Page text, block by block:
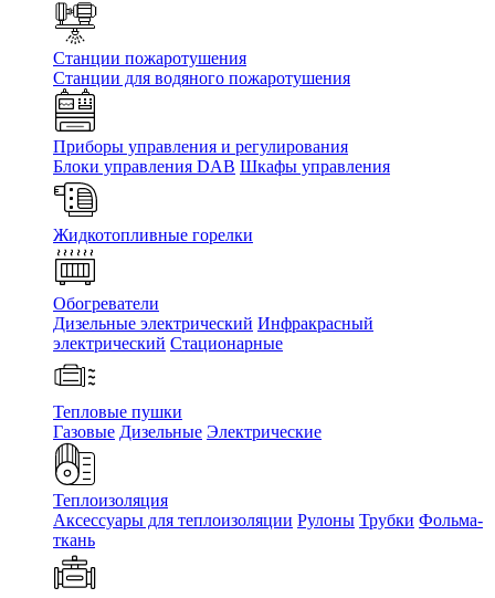
Станции пожаротушения
Станции для водяного пожаротушения
Приборы управления и регулирования
Блоки управления DAB Шкафы управления
Жидкотопливные горелки
Обогреватели
Дизельные электрический Инфракрасный
электрический Стационарные
Тепловые пушки
Газовые Дизельные Электрические
Теплоизоляция
Аксессуары для теплоизоляции Рулоны Трубки Фольма-
ткань